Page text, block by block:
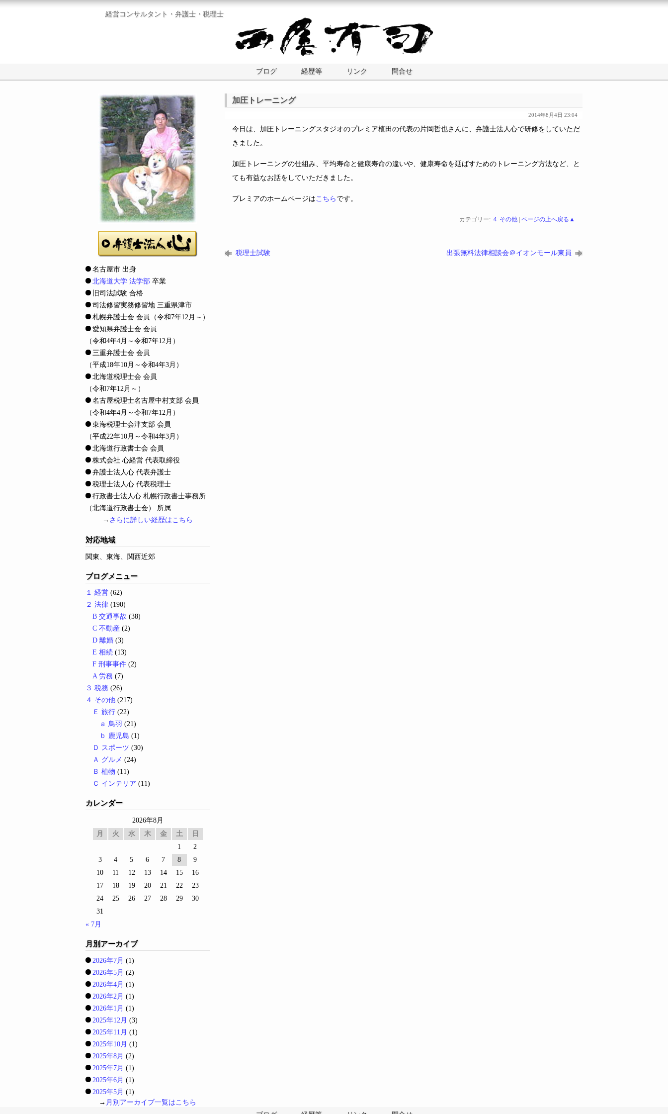
経営コンサルタント・弁護士・税理士
ブログ 経歴等 リンク 問合せ
加圧トレーニング
2014年8月4日 23:04
今日は、加圧トレーニングスタジオのプレミア植田の代表の片岡哲也さんに、弁護士法人心で研修をしていただ
きました。
加圧トレーニングの仕組み、平均寿命と健康寿命の違いや、健康寿命を延ばすためのトレーニング方法など、と
ても有益なお話をしていただきました。
プレミアのホームページはこちら です。
カテゴリー: ４ その他 ページの上へ戻る▲
税理士試験 出張無料法律相談会＠イオンモール東員
名古屋市 出身
北海道大学 法学部 卒業
旧司法試験 合格
司法修習実務修習地 三重県津市
札幌弁護士会 会員
（令和7年12月～）
愛知県弁護士会 会員
（令和4年4月～令和7年12月）
三重弁護士会 会員
（平成18年10月～令和4年3月）
北海道税理士会 会員
（令和7年12月～）
名古屋税理士名古屋中村支部 会員
（令和4年4月～令和7年12月）
東海税理士会津支部 会員
（平成22年10月～令和4年3月）
北海道行政書士会 会員
株式会社 心経営 代表取締役
弁護士法人心 代表弁護士
税理士法人心 代表税理士
行政書士法人心 札幌行政書士事務所
（北海道行政書士会） 所属
→ さらに詳しい経歴はこちら
対応地域
関東、東海、関西近郊
ブログメニュー
１ 経営 (62)
２ 法律 (190)
B 交通事故 (38)
C 不動産 (2)
D 離婚 (3)
E 相続 (13)
F 刑事事件 (2)
A 労務 (7)
３ 税務 (26)
４ その他 (217)
Ｅ 旅行 (22)
ａ 鳥羽 (21)
ｂ 鹿児島 (1)
Ｄ スポーツ (30)
Ａ グルメ (24)
Ｂ 植物 (11)
Ｃ インテリア (11)
カレンダー
2026年8月
月
火 水 木 金 土
日
1
2
3
4 5 6 7 8
9
10
11 12 13 14 15
16
17
18 19 20 21 22
23
24
25 26 27 28 29
30
31
« 7月
月別アーカイブ
2026年7月 (1)
2026年5月 (2)
2026年4月 (1)
2026年2月 (1)
2026年1月 (1)
2025年12月 (3)
2025年11月 (1)
2025年10月 (1)
2025年8月 (2)
2025年7月 (1)
2025年6月 (1)
2025年5月 (1)
→ 月別アーカイブ一覧はこちら